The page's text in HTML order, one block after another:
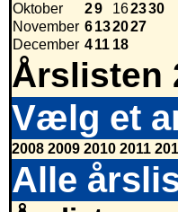
Oktober
29 162330
November 6132027
December 411 18
Årslisten
Vælg et
2008 2009 2010 2011
Alle